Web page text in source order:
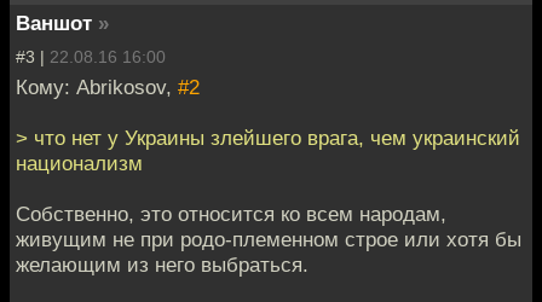
Ваншот »
#3 | 22.08.16 16:00
Кому: Abrikosov, #2
> что нет у Украины злейшего врага, чем украинский
национализм
Собственно, это относится ко всем народам,
живущим не при родо-племенном строе или хотя бы
желающим из него выбраться.